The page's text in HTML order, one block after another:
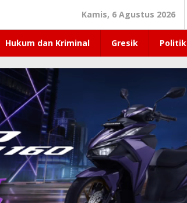
Kamis, 6 Agustus 2026
Hukum dan Kriminal Gresik Politik